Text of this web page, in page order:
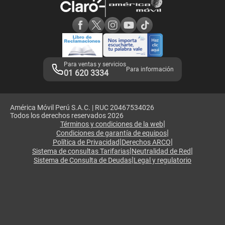
Adquirientes iPhone 6, 6S y SE
Mensaje de Seguridad
Términos y Condiciones de Tienda Claro
Libro de Reclamaciones
Legales de marketplace
Para ventas y servicios
01 620 3334 Para información
América Móvil Perú S.A.C. | RUC 20467534026
Todos los derechos reservados 2026
Términos y condiciones de la web|
Condiciones de garantía de equipos|
Política de Privacidad|Derechos ARCO|
Sistema de consultas Tarifarias|Neutralidad de Red|
Sistema de Consulta de Deudas|Legal y regulatorio